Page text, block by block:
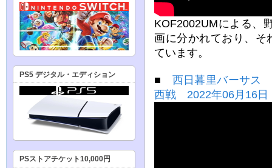
KOF2002UMによる、
画に分かれており、そ
ています。
■ 西日暮里バーサス
西戦 2022年06月16日
PS5 デジタル・エディション
PSストアチケット10,000円